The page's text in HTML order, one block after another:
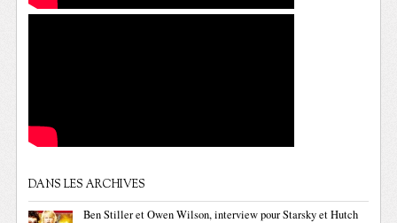
DANS LES ARCHIVES
Ben Stiller et Owen Wilson, interview pour Starsky et Hutch